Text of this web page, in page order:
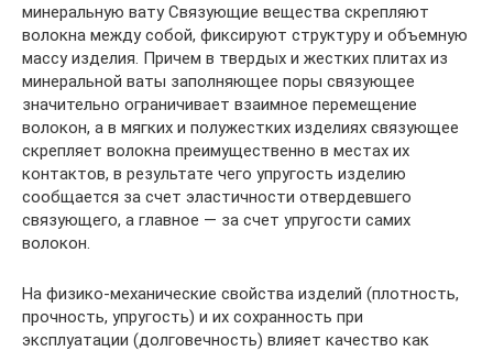
минеральную вату Связующие вещества скрепляют
волокна между собой, фиксируют структуру и объемную
массу изделия. Причем в твердых и жестких плитах из
минеральной ваты заполняющее поры связующее
значительно ограничивает взаимное перемещение
волокон, а в мягких и полужестких изделиях связующее
скрепляет волокна преимущественно в местах их
контактов, в результате чего упругость изделию
сообщается за счет эластичности отвердевшего
связующего, а главное — за счет упругости самих
волокон.
На физико-механические свойства изделий (плотность,
прочность, упругость) и их сохранность при
эксплуатации (долговечность) влияет качество как